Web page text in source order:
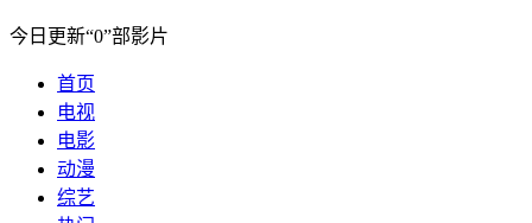
今日更新“0”部影片
首页
电视
电影
动漫
综艺